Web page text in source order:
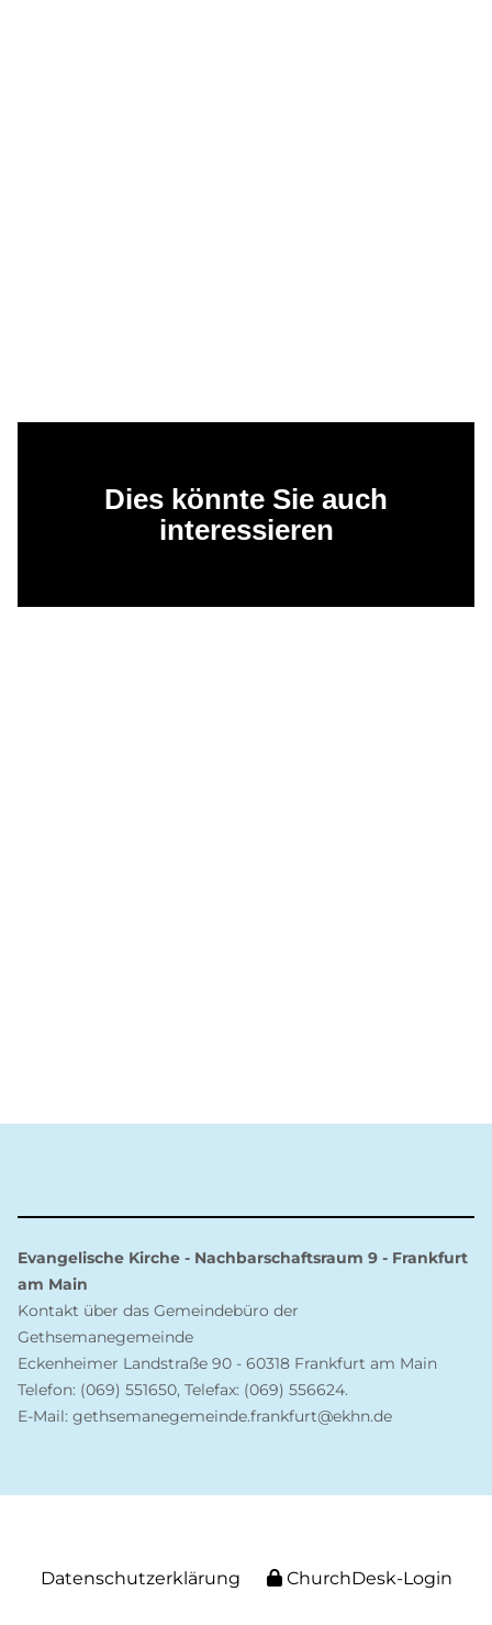
Dies könnte Sie auch
interessieren
Evangelische Kirche - Nachbarschaftsraum 9 - Frankfurt
am Main
Kontakt über das Gemeindebüro der
Gethsemanegemeinde
Eckenheimer Landstraße 90 - 60318 Frankfurt am Main
Telefon: (069) 551650, Telefax: (069) 556624.
E-Mail: gethsemanegemeinde.frankfurt@ekhn.de
Datenschutzerklärung ChurchDesk-Login